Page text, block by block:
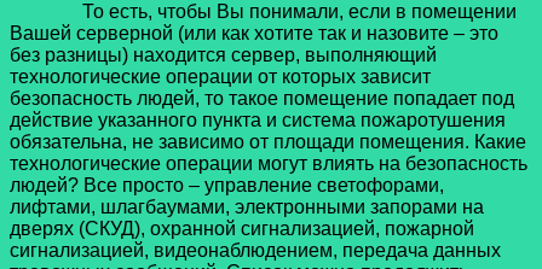
То есть, чтобы Вы понимали, если в помещении
Вашей серверной (или как хотите так и назовите – это
без разницы) находится сервер, выполняющий
технологические операции от которых зависит
безопасность людей, то такое помещение попадает под
действие указанного пункта и система пожаротушения
обязательна, не зависимо от площади помещения. Какие
технологические операции могут влиять на безопасность
людей? Все просто – управление светофорами,
лифтами, шлагбаумами, электронными запорами на
дверях (СКУД), охранной сигнализацией, пожарной
сигнализацией, видеонаблюдением, передача данных